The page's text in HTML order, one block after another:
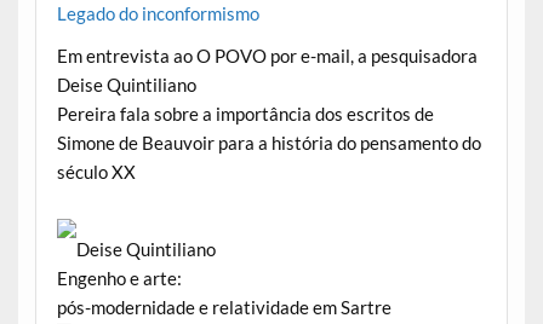
Legado do inconformismo
Em entrevista ao O POVO por e-mail, a pesquisadora
Deise Quintiliano
Pereira fala sobre a importância dos escritos de
Simone de Beauvoir para a história do pensamento do
século XX
Deise Quintiliano
Engenho e arte:
pós-modernidade e relatividade em Sartre